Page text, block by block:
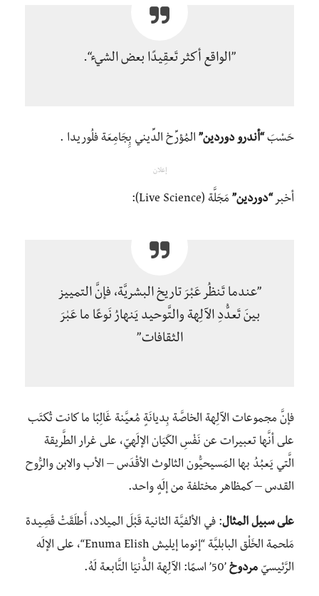
”الواقع أكثر تَعقِيدًا بعض الشيء“.
حَسْبَ “أندرو دوردين” المُؤرِّخ الدِّيني بِِجَامِعَة فلُوريدا .
إعلان
أخبر “دوردين” مَجَلَّة (Live Science):
”عندما تَنظُر عَبْرَ تاريخ البشريَّة، فإنَّ التمييز
بينَ تَعدُّدِ الآلِهة والتَّوحيد يَنهارُ نَوعًا ما عَبٰرَ
الثقافات”
فإنَّ مجموعات الآلِهة الخاصَّة بِديانَةٍ مُعيَّنة غَالِبًا ما كانت تُكتَب
على أنَّها تعبيرات عن نَفْسِ الكَيَان الإلَهيّ، على غرار الطَّريقة
الَّتي يَعبُدُ بها المَسيحيُّون الثالوث الأقْدَس – الأب والابن والرُّوح
القدس – كمظاهر مختلفة من إلَهٍ واحد.
على سبيل المثال: في الألفيَّة الثانية قَبْلَ الميلاد، أَطلَقَتْ قَصِيدة
مَلحمة الخَلْق البابليَّة “إنوما إيليش Enuma Elish“، على الإلَه
الرَّئيسيّ مردوخ ’50’ اسمًا: الآلِهة الدُّنيَا التَّابعة لَهُ.